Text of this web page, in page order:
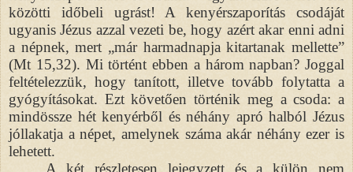
közötti időbeli ugrást! A kenyérszaporítás csodáját
ugyanis Jézus azzal vezeti be, hogy azért akar enni adni
a népnek, mert „már harmadnapja kitartanak mellette”
(Mt 15,32). Mi történt ebben a három napban? Joggal
feltételezzük, hogy tanított, illetve tovább folytatta a
gyógyításokat. Ezt követően történik meg a csoda: a
mindössze hét kenyérből és néhány apró halból Jézus
jóllakatja a népet, amelynek száma akár néhány ezer is
lehetett.
A két részletesen lejegyzett és a külön nem